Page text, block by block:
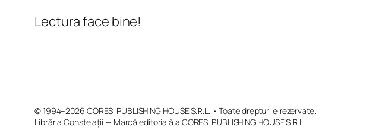
Lectura face bine!
© 1994–2026 CORESI PUBLISHING HOUSE S.R.L. • Toate drepturile rezervate.
Librăria Constelații — Marcă editorială a CORESI PUBLISHING HOUSE S.R.L